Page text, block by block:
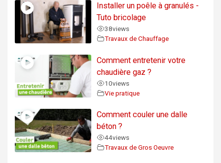
Installer un poêle à granulés -
Tuto bricolage
38views
Travaux de Chauffage
Comment entretenir votre
chaudière gaz ?
10views
Vie pratique
Comment couler une dalle
béton ?
44views
Travaux de Gros Oeuvre